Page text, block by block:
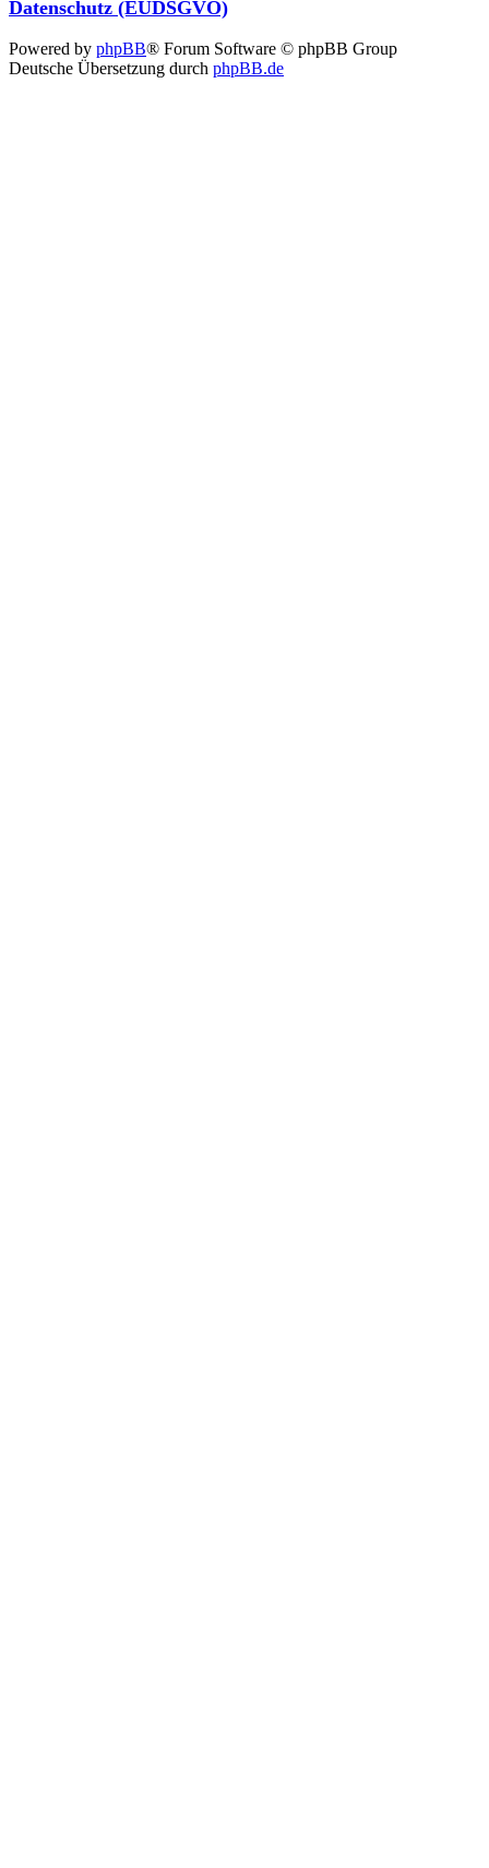
Datenschutz (EUDSGVO)
Powered by phpBB® Forum Software © phpBB Group
Deutsche Übersetzung durch phpBB.de